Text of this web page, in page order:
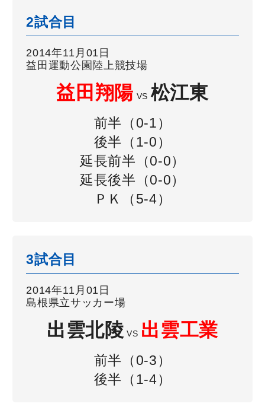
2試合目
2014年11月01日
益田運動公園陸上競技場
益田翔陽 VS 松江東
前半（0-1）
後半（1-0）
延長前半（0-0）
延長後半（0-0）
ＰＫ（5-4）
3試合目
2014年11月01日
島根県立サッカー場
出雲北陵 VS 出雲工業
前半（0-3）
後半（1-4）